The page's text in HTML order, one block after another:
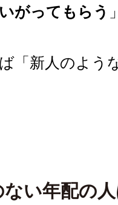
がってもらう
「新人のよう
い年配の